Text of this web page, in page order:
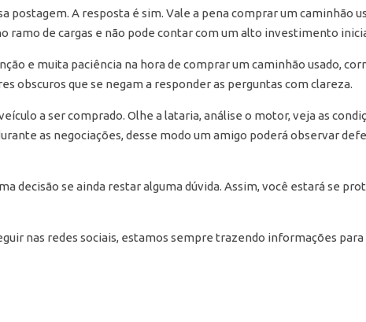
postagem. A resposta é sim. Vale a pena comprar um caminhão
ramo de cargas e não pode contar com um alto investimento
e muita paciência na hora de comprar um caminhão usado,
obscuros que se negam a responder as perguntas com clareza.
a ser comprado. Olhe a lataria, análise o motor, veja as
as negociações, desse modo um amigo poderá observar
decisão se ainda restar alguma dúvida. Assim, você estará se
nas redes sociais, estamos sempre trazendo informações